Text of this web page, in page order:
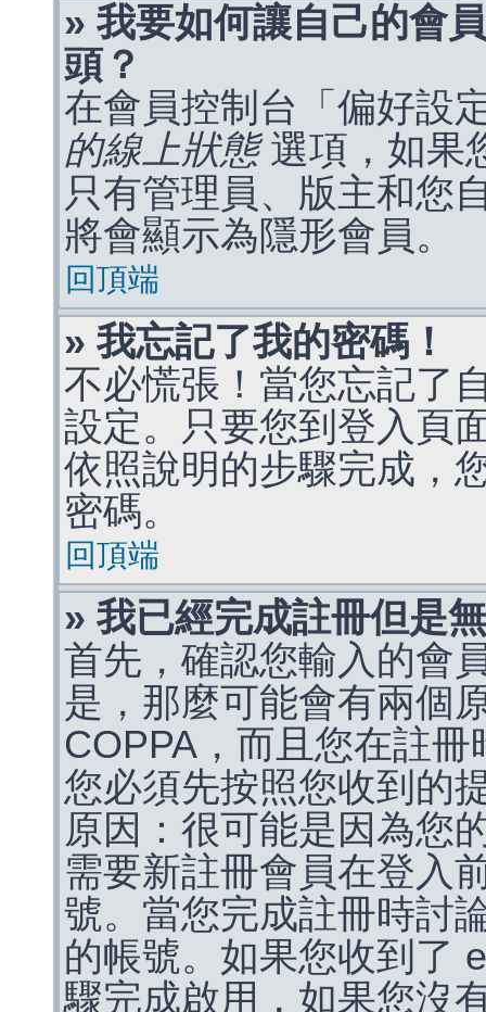
» 我要如何讓自己的會
頭？
在會員控制台「偏好設
的線上狀態選項，如果
只有管理員、版主和您
將會顯示為隱形會員。
回頂端
» 我忘記了我的密碼！
不必慌張！當您忘記了
設定。只要您到登入頁
依照說明的步驟完成，
密碼。
回頂端
» 我已經完成註冊但是
首先，確認您輸入的會
是，那麼可能會有兩個
COPPA，而且您在註
您必須先按照您收到的
原因：很可能是因為您
需要新註冊會員在登入
號。當您完成註冊時討
的帳號。如果您收到了
驟完成啟用，如果您沒